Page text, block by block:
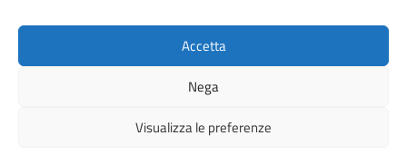
Accetta
Nega
Visualizza le preferenze
Instagram